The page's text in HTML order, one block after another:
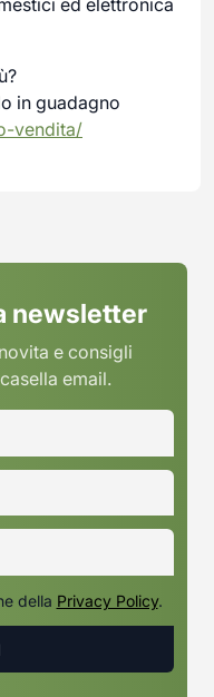
in guadagno
vendita/
newsletter
e consigli
email.
della Privacy Policy.